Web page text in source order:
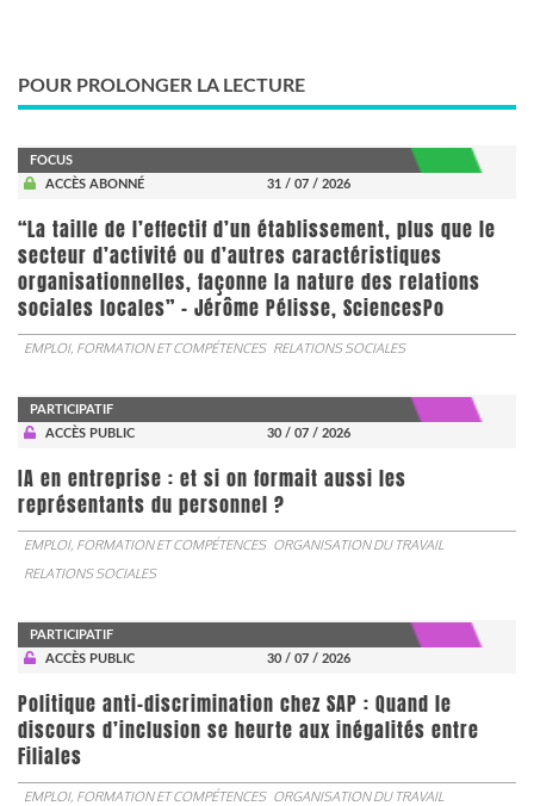
POUR PROLONGER LA LECTURE
FOCUS
ACCÈS ABONNÉ
31 / 07 / 2026
“La taille de l’effectif d’un établissement, plus que le
secteur d’activité ou d’autres caractéristiques
organisationnelles, façonne la nature des relations
sociales locales” - Jérôme Pélisse, SciencesPo
EMPLOI, FORMATION ET COMPÉTENCES RELATIONS SOCIALES
PARTICIPATIF
ACCÈS PUBLIC
30 / 07 / 2026
IA en entreprise : et si on formait aussi les
représentants du personnel ?
EMPLOI, FORMATION ET COMPÉTENCES ORGANISATION DU TRAVAIL
RELATIONS SOCIALES
PARTICIPATIF
ACCÈS PUBLIC
30 / 07 / 2026
Politique anti-discrimination chez SAP : Quand le
discours d’inclusion se heurte aux inégalités entre
Filiales
EMPLOI, FORMATION ET COMPÉTENCES ORGANISATION DU TRAVAIL